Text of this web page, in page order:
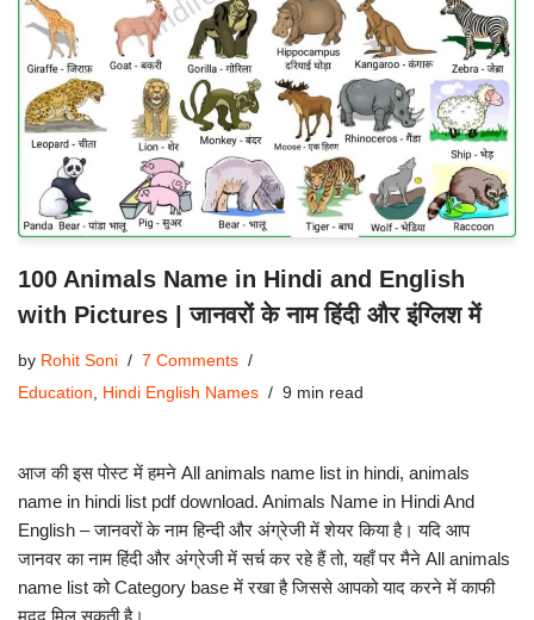
100 Animals Name in Hindi and English
with Pictures | जानवरों के नाम हिंदी और इंग्लिश में
by Rohit Soni
7 Comments
Education
Hindi English Names 9 min read
आज की इस पोस्ट में हमने All animals name list in hindi, animals
name in hindi list pdf download. Animals Name in Hindi And
English – जानवरों के नाम हिन्दी और अंग्रेजी में शेयर किया है। यदि आप
जानवर का नाम हिंदी और अंग्रेजी में सर्च कर रहे हैं तो, यहाँ पर मैने All animals
name list को Category base में रखा है जिससे आपको याद करने में काफी